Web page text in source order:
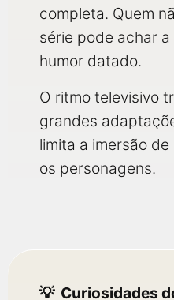
completa. Quem
série pode achar
humor datado.
O ritmo televisivo
grandes
limita a imersão
os personagens.
Curiosidades